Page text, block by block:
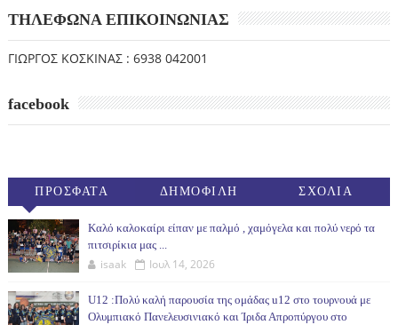
ΤΗΛΕΦΩΝΑ ΕΠΙΚΟΙΝΩΝΙΑΣ
ΓΙΩΡΓΟΣ ΚΟΣΚΙΝΑΣ : 6938 042001
facebook
ΠΡΟΣΦΑΤΑ ΔΗΜΟΦΙΛΗ ΣΧΟΛΙΑ
Καλό καλοκαίρι είπαν με παλμό , χαμόγελα και πολύ νερό τα
πιτσιρίκια μας ...
isaak Ιουλ 14, 2026
U12 :Πολύ καλή παρουσία της ομάδας u12 στο τουρνουά με
Ολυμπιακό Πανελευσινιακό και Ίριδα Απροπύργου στο